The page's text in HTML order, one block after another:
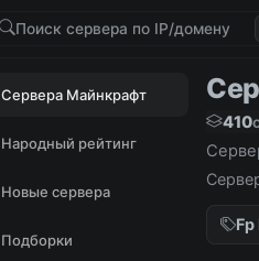
Сервера Майнкрафт
Народный рейтинг
Новые сервера
Подборки
410